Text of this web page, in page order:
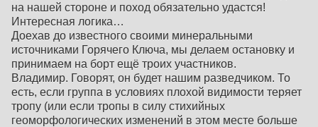
на нашей стороне и поход обязательно удастся!
Интересная логика…
Доехав до известного своими минеральными
источниками Горячего Ключа, мы делаем остановку и
принимаем на борт ещё троих участников.
Владимир. Говорят, он будет нашим разведчиком. То
есть, если группа в условиях плохой видимости теряет
тропу (или если тропы в силу стихийных
геоморфологических изменений в этом месте больше